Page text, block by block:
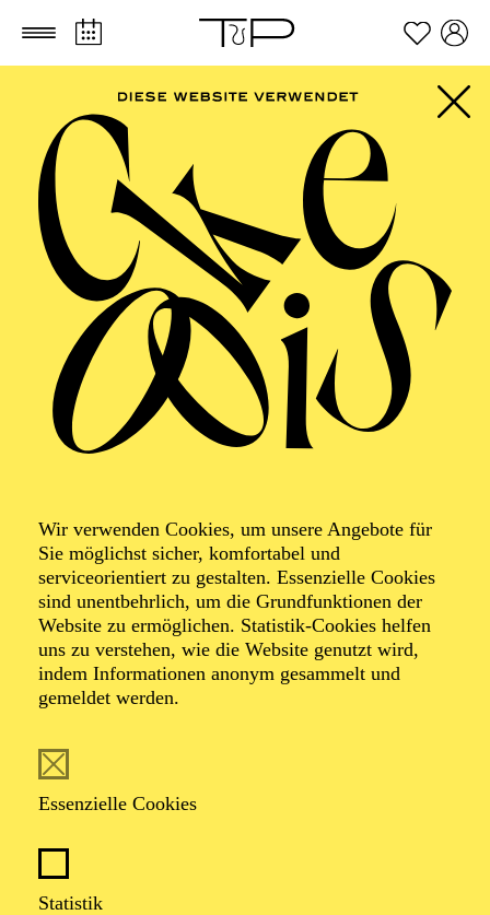
Zum Hauptinhalt springen Zum Footer springen
Wir verwenden Cookies, um unsere Angebote für
Sie möglichst sicher, komfortabel und
serviceorientiert zu gestalten. Essenzielle Cookies
sind unentbehrlich, um die Grundfunktionen der
Website zu ermöglichen. Statistik-Cookies helfen
uns zu verstehen, wie die Website genutzt wird,
indem Informationen anonym gesammelt und
gemeldet werden.
Essenzielle Cookies
Statistik
Foto: Benne Ochs
Aljoscha Lennert
Tenor
Ensemble des Theater Osnabrück, wo er auch in
Rathaus’ „Fremde Erde“ und Strauß’ „Die Fledermaus“